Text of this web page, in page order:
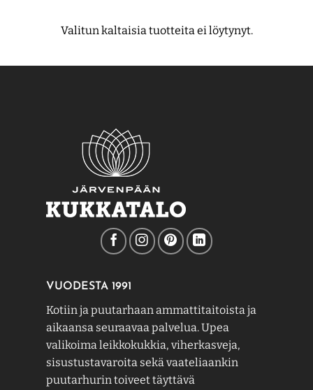
Valitun kaltaisia tuotteita ei löytynyt.
VUODESTA 1991
Kotiin ja puutarhaan ammattitaitoista ja
aikaansa seuraavaa palvelua. Upea
valikoima leikkokukkia, viherkasveja,
sisustustavaroita sekä vaateliaankin
puutarhurin toiveet täyttävä